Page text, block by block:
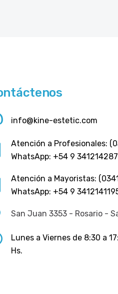
info@kine-estetic.com
Atención a Profesionales:
WhatsApp: +54 9
Atención a Mayoristas:
WhatsApp: +54 9
San Juan 3353 - Rosario -
Lunes a Viernes de 8:30 a
Hs.